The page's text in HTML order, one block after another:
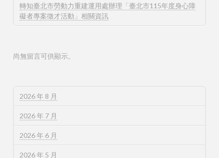
轉知臺北市勞動力重建運用處辦理「臺北市115年度身心障
礙者專案徵才活動」相關資訊
尚無留言可供顯示。
2026 年 8 月
2026 年 7 月
2026 年 6 月
2026 年 5 月